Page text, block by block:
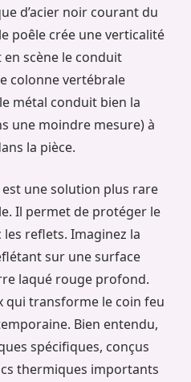
d’acier noir courant du
poêle crée une verticalité
scène le conduit
colonne vertébrale
métal conduit bien la
une moindre mesure) à
la pièce.
une solution plus rare
Il permet de protéger le
reflets. Imaginez la
sur une surface
laqué rouge profond.
qui transforme le coin feu
Bien entendu,
spécifiques, conçus
thermiques importants